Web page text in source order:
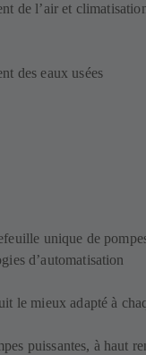
de l’air et
des eaux usées
unique de
d’automatisation
le mieux adapté à
puissantes, à haut